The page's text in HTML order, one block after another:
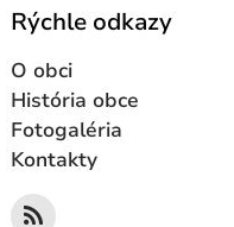
Rýchle odkazy
O obci
História obce
Fotogaléria
Kontakty